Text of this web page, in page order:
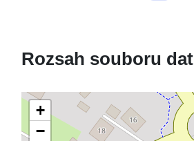
Rozsah souboru dat
+
−